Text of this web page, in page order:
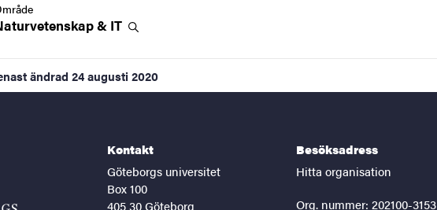
& IT
ändrad 24 augusti 2020
Kontakt
Göteborgs universitet
Box 100
405 30 Göteborg
Besöksadress
Hitta organisation
Org. nummer: 202100-3153